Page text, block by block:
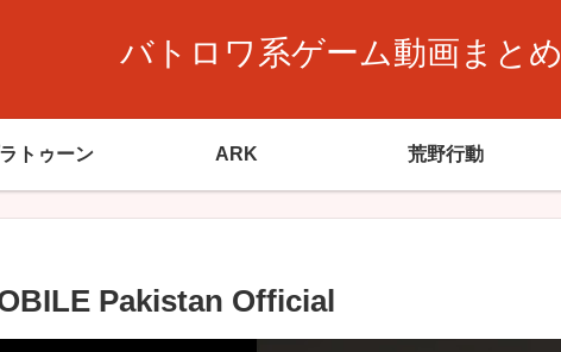
バトロワ系ゲーム動画まとめ
トゥーン ARK 荒野行動
Pakistan Official